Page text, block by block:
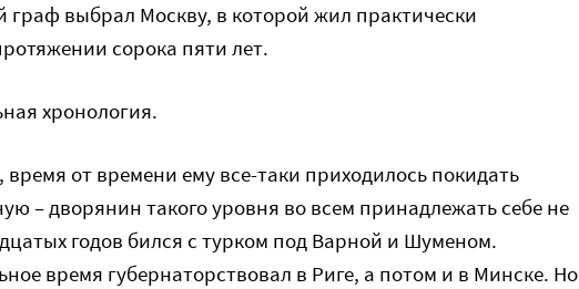
граф выбрал Москву, в которой жил практически
сорока пяти лет.
хронология.
время от времени ему все-таки приходилось покидать
– дворянин такого уровня во всем принадлежать себе не
годов бился с турком под Варной и Шуменом.
время губернаторствовал в Риге, а потом и в Минске. Но